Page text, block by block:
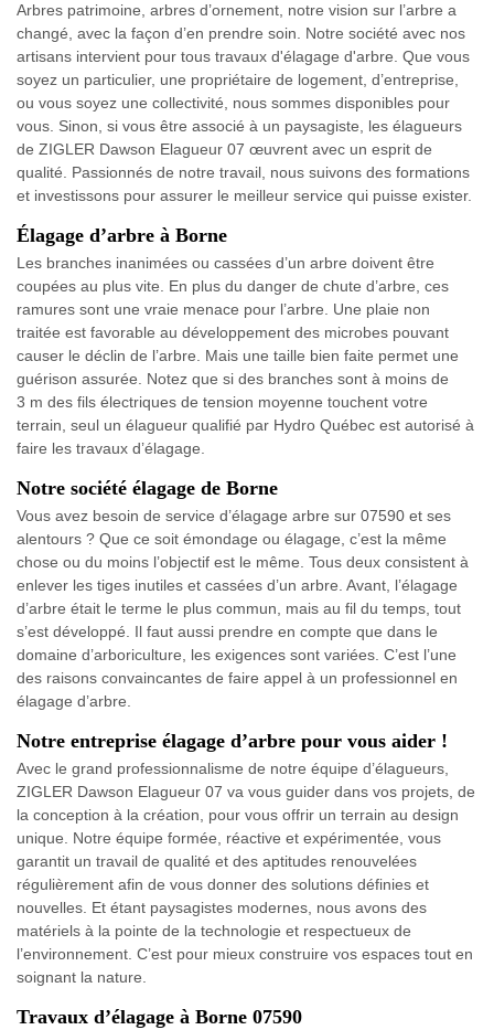
Arbres patrimoine, arbres d’ornement, notre vision sur l’arbre a
changé, avec la façon d’en prendre soin. Notre société avec nos
artisans intervient pour tous travaux d'élagage d'arbre. Que vous
soyez un particulier, une propriétaire de logement, d’entreprise,
ou vous soyez une collectivité, nous sommes disponibles pour
vous. Sinon, si vous être associé à un paysagiste, les élagueurs
de ZIGLER Dawson Elagueur 07 œuvrent avec un esprit de
qualité. Passionnés de notre travail, nous suivons des formations
et investissons pour assurer le meilleur service qui puisse exister.
Élagage d’arbre à Borne
Les branches inanimées ou cassées d’un arbre doivent être
coupées au plus vite. En plus du danger de chute d’arbre, ces
ramures sont une vraie menace pour l’arbre. Une plaie non
traitée est favorable au développement des microbes pouvant
causer le déclin de l’arbre. Mais une taille bien faite permet une
guérison assurée. Notez que si des branches sont à moins de
3 m des fils électriques de tension moyenne touchent votre
terrain, seul un élagueur qualifié par Hydro Québec est autorisé à
faire les travaux d’élagage.
Notre société élagage de Borne
Vous avez besoin de service d’élagage arbre sur 07590 et ses
alentours ? Que ce soit émondage ou élagage, c’est la même
chose ou du moins l’objectif est le même. Tous deux consistent à
enlever les tiges inutiles et cassées d’un arbre. Avant, l’élagage
d’arbre était le terme le plus commun, mais au fil du temps, tout
s’est développé. Il faut aussi prendre en compte que dans le
domaine d’arboriculture, les exigences sont variées. C’est l’une
des raisons convaincantes de faire appel à un professionnel en
élagage d’arbre.
Notre entreprise élagage d’arbre pour vous aider !
Avec le grand professionnalisme de notre équipe d’élagueurs,
ZIGLER Dawson Elagueur 07 va vous guider dans vos projets, de
la conception à la création, pour vous offrir un terrain au design
unique. Notre équipe formée, réactive et expérimentée, vous
garantit un travail de qualité et des aptitudes renouvelées
régulièrement afin de vous donner des solutions définies et
nouvelles. Et étant paysagistes modernes, nous avons des
matériels à la pointe de la technologie et respectueux de
l’environnement. C’est pour mieux construire vos espaces tout en
soignant la nature.
Travaux d’élagage à Borne 07590